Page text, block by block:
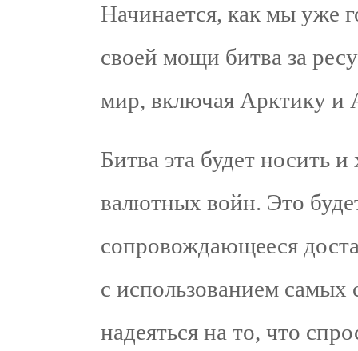
Начинается, как мы уже
своей мощи битва за
мир, включая Арктику и
Битва эта будет носить
валютных войн. Это
сопровождающееся
с использованием самых
надеяться на то, что